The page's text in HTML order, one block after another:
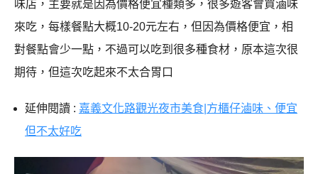
味店，主要就是因為價格便宜種類多，很多遊客會買滷味
來吃，每樣餐點大概10-20元左右，但因為價格便宜，相
對餐點會少一點，不過可以吃到很多種食材，原本這次很
期待，但這次吃起來不太合胃口
延伸閱讀 : 嘉義文化路觀光夜市美食|方櫃仔滷味、便宜
但不太好吃